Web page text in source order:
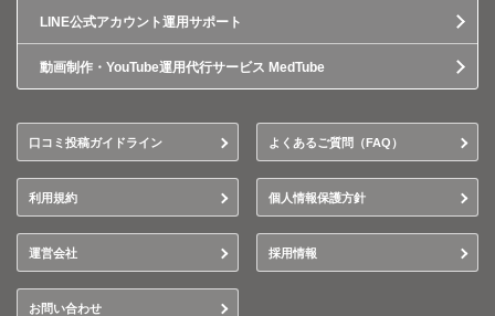
LINE公式アカウント運用サポート
動画制作・YouTube運用代行サービス MedTube
口コミ投稿ガイドライン よくあるご質問（FAQ）
利用規約 個人情報保護方針
運営会社 採用情報
お問い合わせ